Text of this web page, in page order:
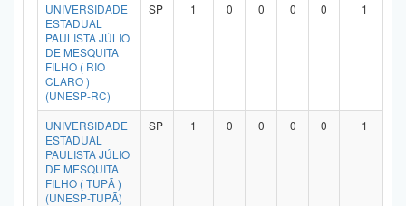
UNIVERSIDADE
ESTADUAL
PAULISTA JÚLIO
DE MESQUITA
FILHO ( RIO
CLARO )
(UNESP-RC)
SP 1 0 0 0 0 1
UNIVERSIDADE
ESTADUAL
PAULISTA JÚLIO
DE MESQUITA
FILHO ( TUPÃ )
(UNESP-TUPÃ)
SP 1 0 0 0 0 1